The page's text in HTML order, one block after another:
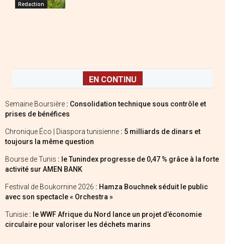
Redaction
EN CONTINU
Semaine Boursière : Consolidation technique sous contrôle et
prises de bénéfices
Chronique Éco | Diaspora tunisienne : 5 milliards de dinars et
toujours la même question
Bourse de Tunis : le Tunindex progresse de 0,47 % grâce à la forte
activité sur AMEN BANK
Festival de Boukornine 2026 : Hamza Bouchnek séduit le public
avec son spectacle « Orchestra »
Tunisie : le WWF Afrique du Nord lance un projet d’économie
circulaire pour valoriser les déchets marins